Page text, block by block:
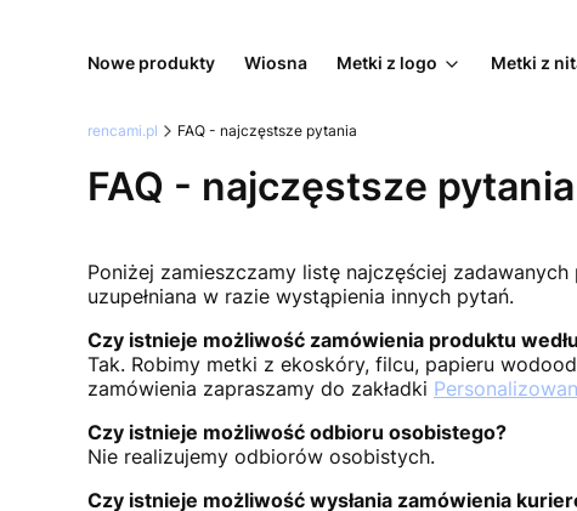
Nowe produkty Wiosna Metki z logo Metki z
rencami.pl FAQ - najczęstsze pytania
FAQ - najczęstsze pytania
Poniżej zamieszczamy listę najczęściej
uzupełniana w razie wystąpienia innych pytań.
Czy istnieje możliwość zamówienia produktu
Tak. Robimy metki z ekoskóry, filcu, papieru
zamówienia zapraszamy do zakładki
Czy istnieje możliwość odbioru osobistego?
Nie realizujemy odbiorów osobistych.
Czy istnieje możliwość wysłania zamówienia